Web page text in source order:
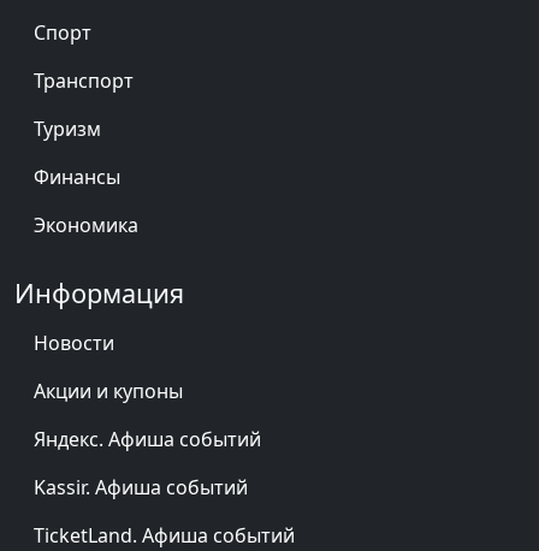
Спорт
Транспорт
Туризм
Финансы
Экономика
Информация
Новости
Акции и купоны
Яндекс. Афиша событий
Kassir. Афиша событий
TicketLand. Афиша событий